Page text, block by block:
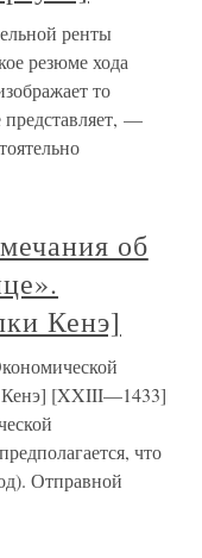
ренты
резюме хода
то
—
об
Кенэ]
Кенэ] [XXIII—1433]
что
Отправной